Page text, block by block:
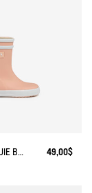
BOTTE DE PLUIE BABY FLAC
49,00$